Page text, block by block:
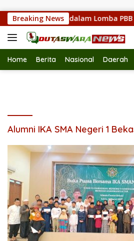
Breaking News
Kekompakan dalam Lomba PBB
Home Berita Nasional Daerah
Alumni IKA SMA Negeri 1